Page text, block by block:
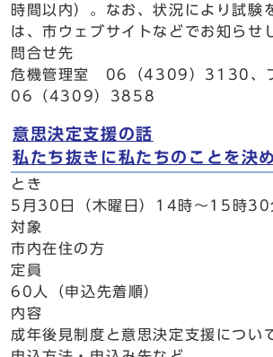
時間以内）。なお、状況により試験
は、市ウェブサイトなどでお知らせ
問合せ先
危機管理室 06（4309）3130、
06（4309）3858
意思決定支援の話
私たち抜きに私たちのことを決
とき
5月30日（木曜日）14時～15時30
対象
市内在住の方
定員
60人（申込先着順）
内容
成年後見制度と意思決定支援につい